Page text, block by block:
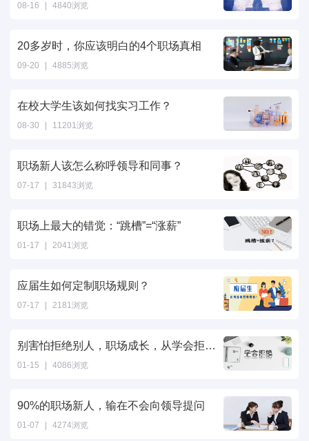
08-16 4840浏览
20多岁时，你应该明白的4个职场真相
09-20 4885浏览
在校大学生该如何找实习工作？
08-30 11201浏览
职场新人该怎么称呼领导和同事？
07-17 31843浏览
职场上最大的错觉：“跳槽”=“涨薪”
01-17 2041浏览
应届生如何定制职场规则？
07-17 2181浏览
别害怕拒绝别人，职场成长，从学会拒绝开始
01-15 4086浏览
90%的职场新人，输在不会向领导提问
01-07 4274浏览